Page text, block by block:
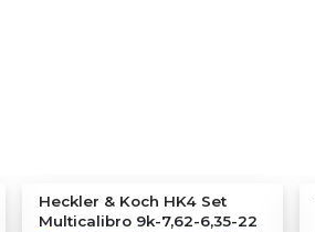
Heckler & Koch HK4 Set
Multicalibro 9k-7,62-6,35-22